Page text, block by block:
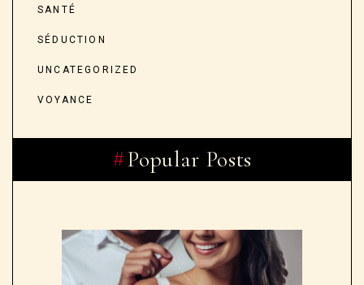
SANTÉ
SÉDUCTION
UNCATEGORIZED
VOYANCE
Popular Posts